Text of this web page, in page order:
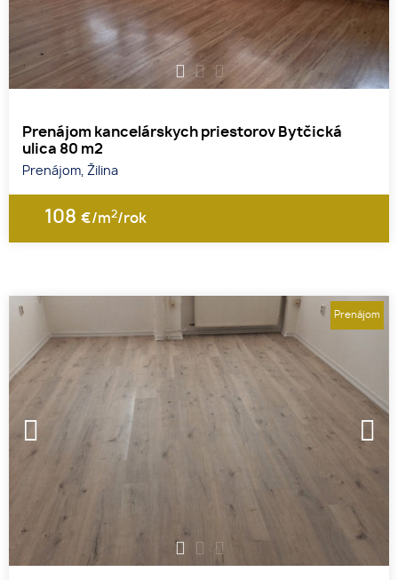
Prenájom kancelárskych priestorov Bytčická
ulica 80 m2
Prenájom, Žilina
108 €/m2/rok
Prenájom